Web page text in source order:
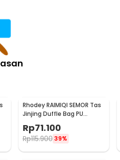
Rhodey RAIMIQI SEMOR Tas
Jinjing Duffle Bag PU
Large Bear - C01
Rp71.100
Rp115.900 39%